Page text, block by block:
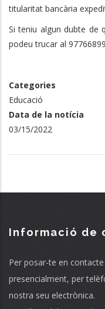
titularitat bancària
Si teniu algun dubte de
podeu trucar al
Categories
Educació
Data de la notícia
03/15/2022
Informació de
Per posar-te en
presencialment, per
nostra seu electrònica.